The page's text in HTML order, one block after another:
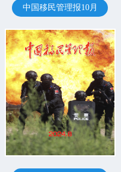
中国移民管理报10月